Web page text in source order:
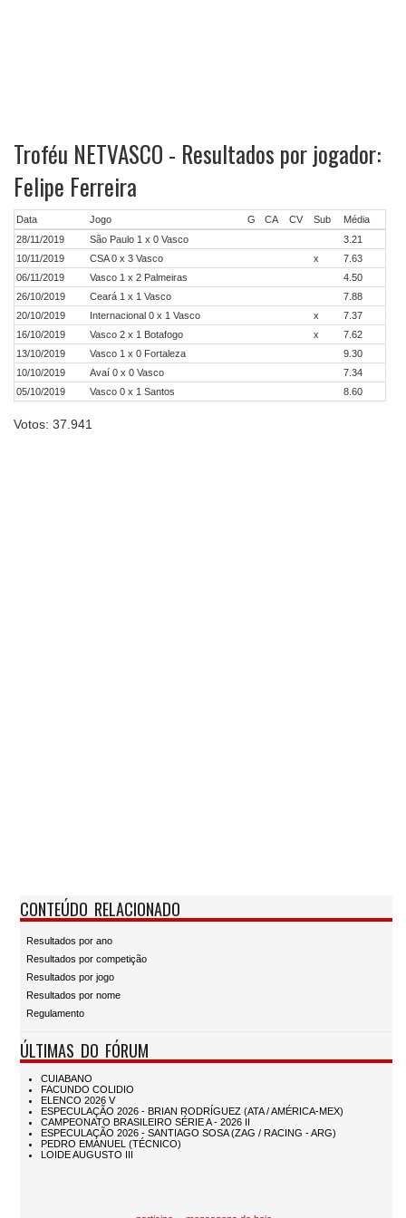
Troféu NETVASCO - Resultados por jogador:
Felipe Ferreira
Data Jogo G CA CV Sub
Média
28/11/2019
São Paulo 1 x 0 Vasco
3.21
10/11/2019
CSA 0 x 3 Vasco x
7.63
06/11/2019
Vasco 1 x 2 Palmeiras
4.50
26/10/2019
Ceará 1 x 1 Vasco
7.88
20/10/2019
Internacional 0 x 1 Vasco x
7.37
16/10/2019
Vasco 2 x 1 Botafogo x
7.62
13/10/2019
Vasco 1 x 0 Fortaleza
9.30
10/10/2019
Avaí 0 x 0 Vasco
7.34
05/10/2019
Vasco 0 x 1 Santos 8.60
Votos: 37.941
CONTEÚDO RELACIONADO
Resultados por ano
Resultados por competição
Resultados por jogo
Resultados por nome
Regulamento
ÚLTIMAS DO FÓRUM